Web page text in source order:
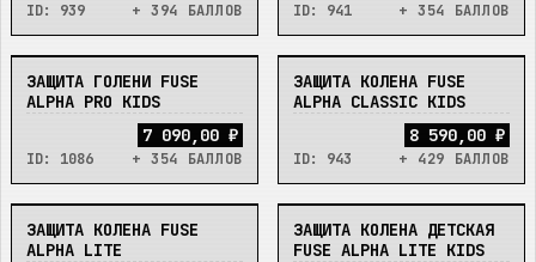
ID: 939 + 394 БАЛЛОВ ID: 941 + 354 БАЛЛОВ
В_НАЛИЧИИ
ЗАЩИТА ГОЛЕНИ FUSE
ALPHA PRO KIDS
ID: 1086
7 090,00 ₽
+ 354 БАЛЛОВ
В_НАЛИЧИИ
ЗАЩИТА КОЛЕНА FUSE
ALPHA CLASSIC KIDS
ID: 943
8 590,00 ₽
+ 429 БАЛЛОВ
В_НАЛИЧИИ
ЗАЩИТА КОЛЕНА FUSE
ALPHA LITE
В_НАЛИЧИИ
ЗАЩИТА КОЛЕНА ДЕТСКАЯ
FUSE ALPHA LITE KIDS